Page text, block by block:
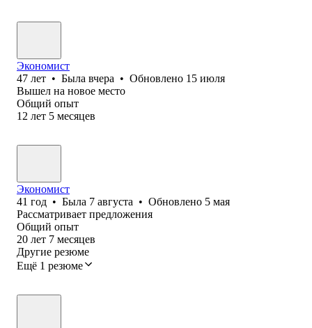
Экономист
47 лет • Была вчера • Обновлено 15 июля
Вышел на новое место
Общий опыт
12 лет 5 месяцев
Экономист
41 год • Была 7 августа • Обновлено 5 мая
Рассматривает предложения
Общий опыт
20 лет 7 месяцев
Другие резюме
Ещё 1 резюме